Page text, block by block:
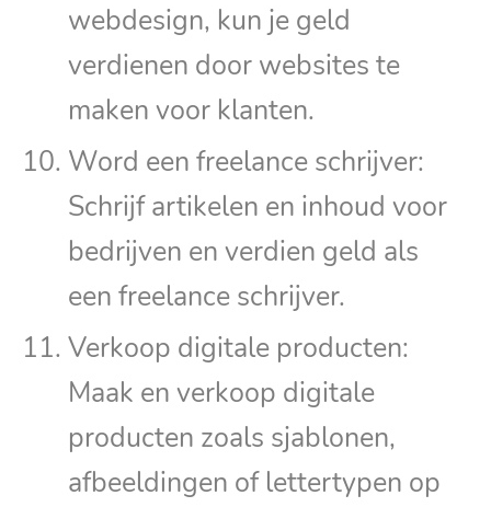
webdesign, kun je geld
verdienen door websites te
maken voor klanten.
Word een freelance schrijver:
Schrijf artikelen en inhoud voor
bedrijven en verdien geld als
een freelance schrijver.
Verkoop digitale producten:
Maak en verkoop digitale
producten zoals sjablonen,
afbeeldingen of lettertypen op